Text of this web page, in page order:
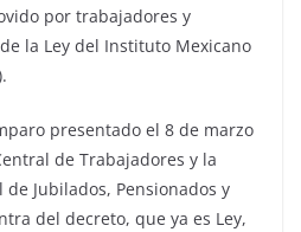
por trabajadores y
la Ley del Instituto Mexicano
presentado el 8 de marzo
de Trabajadores y la
Jubilados, Pensionados y
del decreto, que ya es Ley,